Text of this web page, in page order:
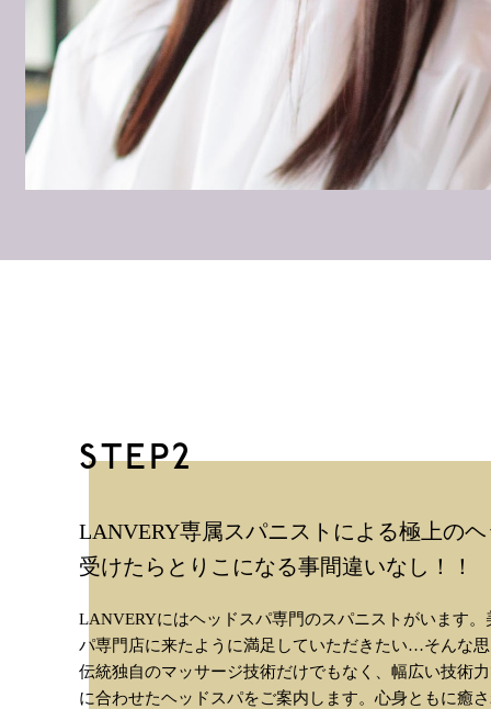
STEP2
LANVERY専属スパニストによる極上の
受けたらとりこになる事間違いなし！！
LANVERYにはヘッドスパ専門のスパニストがいます
パ専門店に来たように満足していただきたい…そんな
伝統独自のマッサージ技術だけでもなく、幅広い技術
に合わせたヘッドスパをご案内します。心身ともに癒